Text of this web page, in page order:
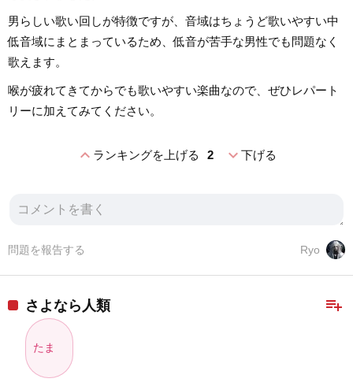
男らしい歌い回しが特徴ですが、音域はちょうど歌いやすい中
低音域にまとまっているため、低音が苦手な男性でも問題なく
歌えます。
喉が疲れてきてからでも歌いやすい楽曲なので、ぜひレパート
リーに加えてみてください。
expand_lessランキングを上げる 2 expand_more下げる
Ryo
問題を報告する
playlist_add
さよなら人類
たま